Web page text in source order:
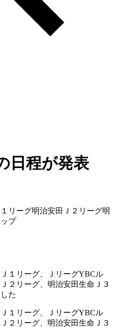
日程が発表
リーグ明治安田Ｊ２リーグ明
プ
１リーグ、ＪリーグYBCル
２リーグ、明治安田生命Ｊ３
た
１リーグ、ＪリーグYBCル
２リーグ、明治安田生命Ｊ３